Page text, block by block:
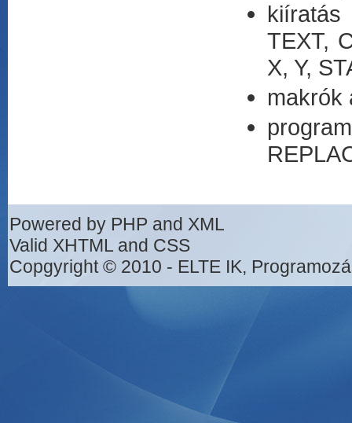
kiíratás
TEXT,
X, Y,
makrók
Powered by PHP and XML
Valid XHTML and CSS
Copgyright © 2010 - ELTE IK,